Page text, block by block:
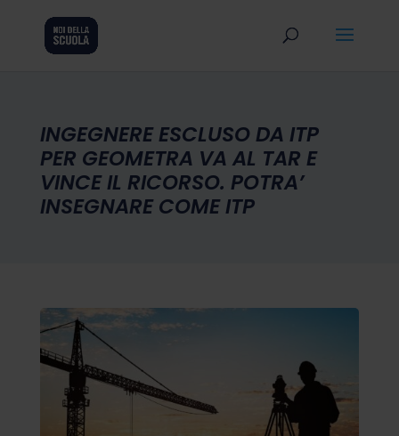
INGEGNERE ESCLUSO DA ITP
PER GEOMETRA VA AL TAR E
VINCE IL RICORSO. POTRA’
INSEGNARE COME ITP